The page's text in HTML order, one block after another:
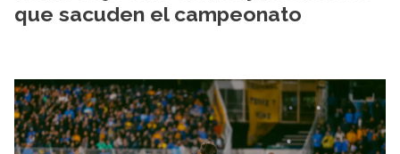
que sacuden el campeonato